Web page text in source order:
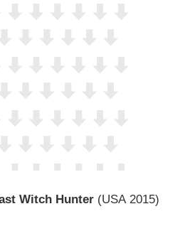
Witch Hunter (USA2015)